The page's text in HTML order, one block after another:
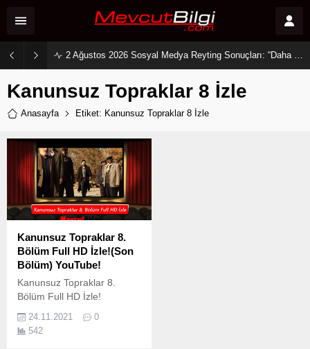
2 Ağustos 2026 Sosyal Medya Reyting Sonuçları: “Daha 17” Ekranlara Ambargo Koydu!
Kanunsuz Topraklar 8 İzle
Anasayfa Etiket: Kanunsuz Topraklar 8 İzle
Kanunsuz Topraklar 8.
Bölüm Full HD İzle!(Son
Bölüm) YouTube!
Kanunsuz Topraklar 8.
Bölüm Full HD İzle!
başladığı ilk günden bu
yana Fox TV ekranların’da
24.11.2021
0
542